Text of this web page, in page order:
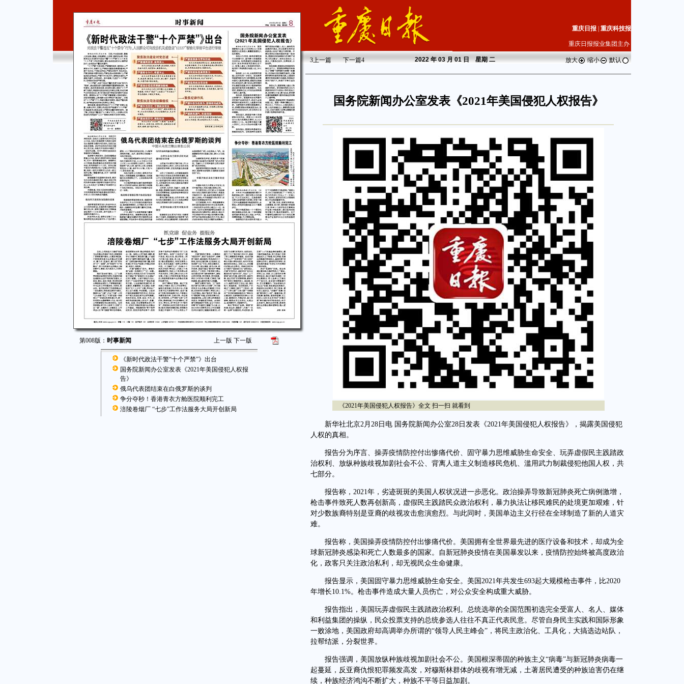
第008版： 时事新闻 上一版 下一版
《新时代政法干警“十个严禁”》出台
国务院新闻办公室发表《2021年美国侵犯人权报
告》
俄乌代表团结束在白俄罗斯的谈判
争分夺秒！香港青衣方舱医院顺利完工
涪陵卷烟厂 “七步”工作法服务大局开创新局
重庆日报 重庆科技报
重庆日报报业集团主办
3上一篇 下一篇4 2022年 03 月 01 日 星期二 放大 缩小 默认
国务院新闻办公室发表《2021年美国侵犯人权报告》
《2021年美国侵犯人权报告》全文 扫一扫 就看到
新华社北京2月28日电 国务院新闻办公室28日发表《2021年美国侵犯人权报告》，揭露美国侵犯
人权的真相。
报告分为序言、操弄疫情防控付出惨痛代价、固守暴力思维威胁生命安全、玩弄虚假民主践踏政
治权利、放纵种族歧视加剧社会不公、背离人道主义制造移民危机、滥用武力制裁侵犯他国人权，共
七部分。
报告称，2021年，劣迹斑斑的美国人权状况进一步恶化。政治操弄导致新冠肺炎死亡病例激增，
枪击事件致死人数再创新高，虚假民主践踏民众政治权利，暴力执法让移民难民的处境更加艰难，针
对少数族裔特别是亚裔的歧视攻击愈演愈烈。与此同时，美国单边主义行径在全球制造了新的人道灾
难。
报告称，美国操弄疫情防控付出惨痛代价。美国拥有全世界最先进的医疗设备和技术，却成为全
球新冠肺炎感染和死亡人数最多的国家。自新冠肺炎疫情在美国暴发以来，疫情防控始终被高度政治
化，政客只关注政治私利，却无视民众生命健康。
报告显示，美国固守暴力思维威胁生命安全。美国2021年共发生693起大规模枪击事件，比2020
年增长10.1%。枪击事件造成大量人员伤亡，对公众安全构成重大威胁。
报告指出，美国玩弄虚假民主践踏政治权利。总统选举的全国范围初选完全受富人、名人、媒体
和利益集团的操纵，民众投票支持的总统参选人往往不真正代表民意。尽管自身民主实践和国际形象
一败涂地，美国政府却高调举办所谓的“领导人民主峰会”，将民主政治化、工具化，大搞选边站队，
拉帮结派，分裂世界。
报告强调，美国放纵种族歧视加剧社会不公。美国根深蒂固的种族主义“病毒”与新冠肺炎病毒一
起蔓延，反亚裔仇恨犯罪频发高发，对穆斯林群体的歧视有增无减，土著居民遭受的种族迫害仍在继
续，种族经济鸿沟不断扩大，种族不平等日益加剧。